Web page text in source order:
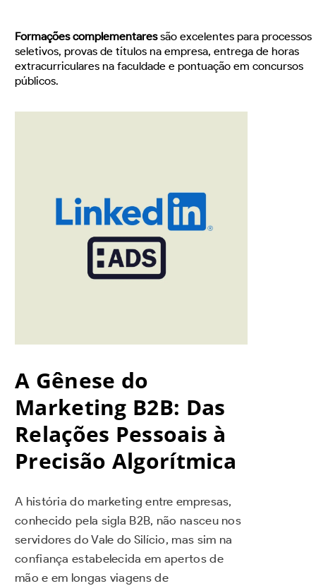
Formações complementaressão excelentes para processos
seletivos, provas de títulos na empresa, entrega de horas
extracurriculares na faculdade e pontuação em concursos
públicos.
A Gênese do
Marketing B2B: Das
Relações Pessoais à
Precisão Algorítmica
A história do marketing entre empresas,
conhecido pela sigla B2B, não nasceu nos
servidores do Vale do Silício, mas sim na
confiança estabelecida em apertos de
mão e em longas viagens de